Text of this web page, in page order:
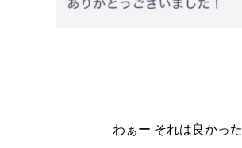
わぁー それは良かった